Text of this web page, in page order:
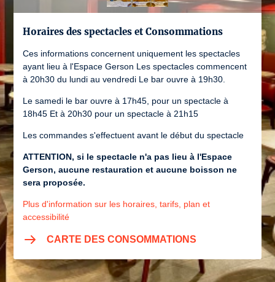
Horaires des spectacles et Consommations
Ces informations concernent uniquement les spectacles
ayant lieu à l'Espace Gerson Les spectacles commencent
à 20h30 du lundi au vendredi Le bar ouvre à 19h30.
Le samedi le bar ouvre à 17h45, pour un spectacle à
18h45 Et à 20h30 pour un spectacle à 21h15
Les commandes s'effectuent avant le début du spectacle
ATTENTION, si le spectacle n'a pas lieu à l'Espace
Gerson, aucune restauration et aucune boisson ne
sera proposée.
Plus d'information sur les horaires, tarifs, plan et
accessibilité
CARTE DES CONSOMMATIONS